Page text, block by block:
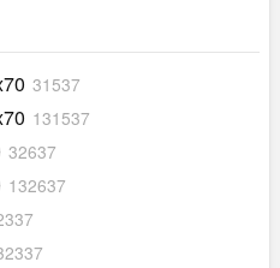
31537
131537
32637
132637